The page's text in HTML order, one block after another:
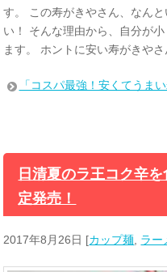
す。 この寿がきやさん、なん
い！ そんな理由から、自分が
ます。 ホントに安い寿がきやさ
「コスパ最強！安くてうま
日清夏のラ王コク辛
定発売！
2017年8月26日 [カップ麺 ラー